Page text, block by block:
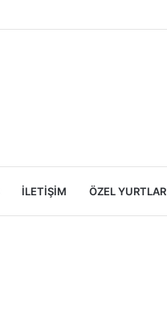
İLETIŞIM ÖZEL YURTLAR